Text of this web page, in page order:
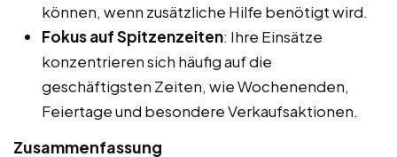
können, wenn zusätzliche Hilfe benötigt wird.
Fokus auf Spitzenzeiten: Ihre Einsätze
konzentrieren sich häufig auf die
geschäftigsten Zeiten, wie Wochenenden,
Feiertage und besondere Verkaufsaktionen.
Zusammenfassung